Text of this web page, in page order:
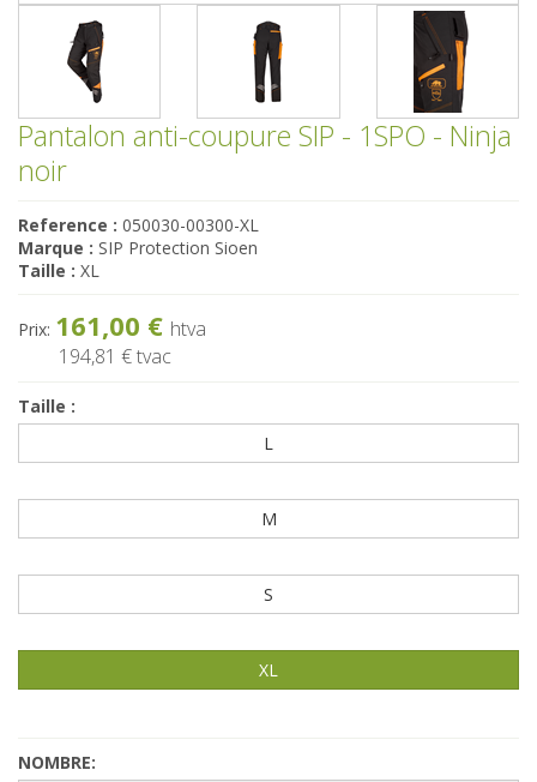
Pantalon anti-coupure SIP - 1SPO - Ninja
noir
Reference : 050030-00300-XL
Marque : SIP Protection Sioen
Taille : XL
Prix: 161,00 € htva
194,81 €tvac
Taille :
L
M
S
XL
NOMBRE: